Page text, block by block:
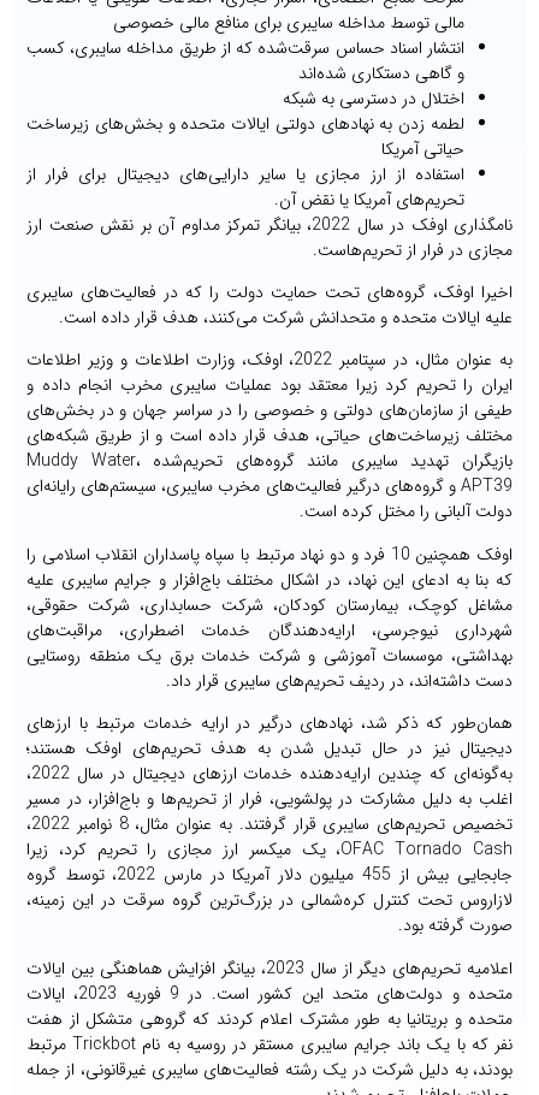
مالی توسط مداخله سایبری برای منافع مالی خصوصی
انتشار اسناد حساس سرقت‌شده که از طریق مداخله سایبری، کسب
و گاهی دستکاری شده‌اند
اختلال در دسترسی به شبکه
لطمه زدن به نهادهای دولتی ایالات متحده و بخش‌های زیرساخت
حیاتی آمریکا
استفاده از ارز مجازی یا سایر دارایی‌های دیجیتال برای فرار از
تحریم‌های آمریکا یا نقض آن.
نامگذاری اوفک در سال 2022، بیانگر تمرکز مداوم آن بر نقش صنعت ارز
مجازی در فرار از تحریم‌هاست.
اخیرا اوفک، گروه‌های تحت حمایت دولت را که در فعالیت‌های سایبری
علیه ایالات متحده و متحدانش شرکت می‌کنند، هدف قرار داده است.
به عنوان مثال، در سپتامبر 2022، اوفک، وزارت اطلاعات و وزیر اطلاعات
ایران را تحریم کرد زیرا معتقد بود عملیات سایبری مخرب انجام داده و
طیفی از سازمان‌های دولتی و خصوصی را در سراسر جهان و در بخش‌های
مختلف زیرساخت‌های حیاتی، هدف قرار داده است و از طریق شبکه‌های
بازیگران تهدید سایبری مانند گروه‌های تحریم‌شده Muddy Water،
APT39 و گروه‌های درگیر فعالیت‌های مخرب سایبری، سیستم‌های رایانه‌ای
دولت آلبانی را مختل کرده است.
اوفک همچنین 10 فرد و دو نهاد مرتبط با سپاه پاسداران انقلاب اسلامی را
که بنا به ادعای این نهاد، در اشکال مختلف باج‌افزار و جرایم سایبری علیه
مشاغل کوچک، بیمارستان کودکان، شرکت حسابداری، شرکت حقوقی،
شهرداری نیوجرسی، ارایه‌دهندگان خدمات اضطراری، مراقبت‌های
بهداشتی، موسسات آموزشی و شرکت خدمات برق یک منطقه روستایی
دست داشته‌اند، در ردیف تحریم‌های سایبری قرار داد.
همان‌طور که ذکر شد، نهادهای درگیر در ارایه خدمات مرتبط با ارزهای
دیجیتال نیز در حال تبدیل شدن به هدف تحریم‌های اوفک هستند؛
به‌گونه‌ای که چندین ارایه‌دهنده خدمات ارزهای دیجیتال در سال 2022،
اغلب به دلیل مشارکت در پولشویی، فرار از تحریم‌ها و باج‌افزار، در مسیر
تخصیص تحریم‌های سایبری قرار گرفتند. به عنوان مثال، 8 نوامبر 2022،
OFAC Tornado Cash، یک میکسر ارز مجازی را تحریم کرد، زیرا
جابجایی بیش از 455 میلیون دلار آمریکا در مارس 2022، توسط گروه
لازاروس تحت کنترل کره‌شمالی در بزرگ‌ترین گروه سرقت در این زمینه،
صورت گرفته بود.
اعلامیه تحریم‌های دیگر از سال 2023، بیانگر افزایش هماهنگی بین ایالات
متحده و دولت‌های متحد این کشور است. در 9 فوریه 2023، ایالات
متحده و بریتانیا به طور مشترک اعلام کردند که گروهی متشکل از هفت
نفر که با یک باند جرایم سایبری مستقر در روسیه به نام Trickbot مرتبط
بودند، به دلیل شرکت در یک رشته فعالیت‌های سایبری غیرقانونی، از جمله